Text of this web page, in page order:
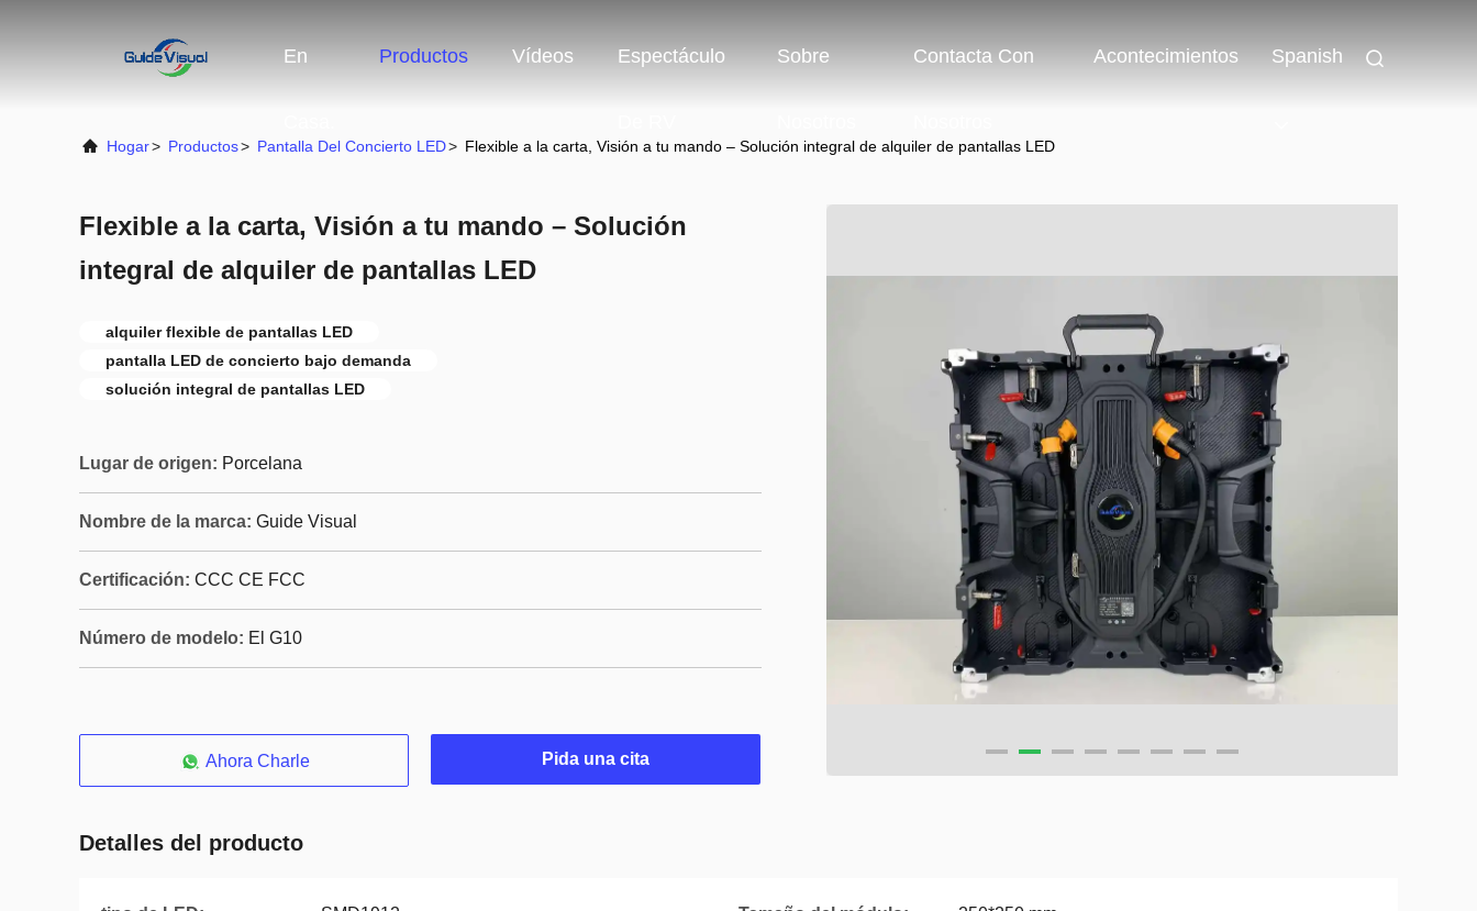
En Productos Vídeos Espectáculo Sobre Contacta Con Acontecimientos Spanish
Hogar> Productos> Pantalla Del Concierto LED> Flexible a la carta, Visión a tu mando – Solución integral de alquiler de pantallas LED
Flexible a la carta, Visión a tu mando – Solución
integral de alquiler de pantallas LED
alquiler flexible de pantallas LED
pantalla LED de concierto bajo demanda
solución integral de pantallas LED
Lugar de origen: Porcelana
Nombre de la marca: Guide Visual
Certificación: CCC CE FCC
Número de modelo: El G10
Ahora Charle Pida una cita
Detalles del producto